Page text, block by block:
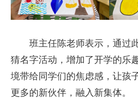
班主任陈老师表示，通过
猜名字活动，增加了开学的乐
境带给同学们的焦虑感，让孩
更多的新伙伴，融入新集体。